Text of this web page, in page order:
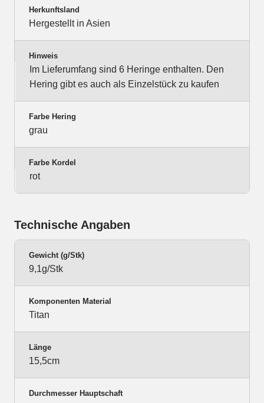
Herkunftsland
Hergestellt in Asien
Hinweis
Im Lieferumfang sind 6 Heringe enthalten. Den
Hering gibt es auch als Einzelstück zu kaufen
Farbe Hering
grau
Farbe Kordel
rot
Technische Angaben
Gewicht (g/Stk)
9,1g/Stk
Komponenten Material
Titan
Länge
15,5cm
Durchmesser Hauptschaft